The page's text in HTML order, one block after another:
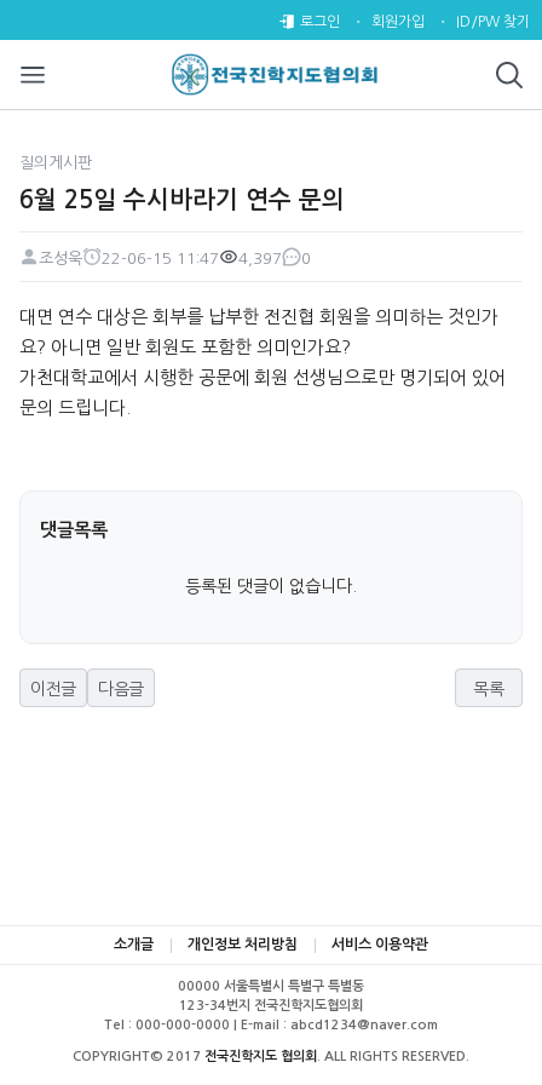
6월 25일 수시바라기 연수 문의
로그인 회원가입 ID/PW 찾기
질의게시판
6월 25일 수시바라기 연수 문의
페이지 정보
조성욱
22-06-15 11:47
4,397
댓글
0
본문
대면 연수 대상은 회부를 납부한 전진협 회원을 의미하는 것인가
요? 아니면 일반 회원도 포함한 의미인가요?
가천대학교에서 시행한 공문에 회원 선생님으로만 명기되어 있어
문의 드립니다.
댓글목록
등록된 댓글이 없습니다.
이전글 다음글 목록
소개글 개인정보 처리방침 서비스 이용약관
00000 서울특별시 특별구 특별동
123-34번지 전국진학지도협의회
Tel : 000-000-0000 | E-mail : abcd1234@naver.com
COPYRIGHT© 2017 전국진학지도 협의회 . ALL RIGHTS RESERVED.